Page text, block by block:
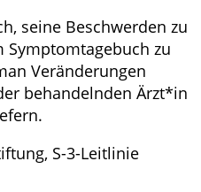
seine Beschwerden zu
zu
Veränderungen
behandelnden Ärzt*in
S-3-Leitlinie